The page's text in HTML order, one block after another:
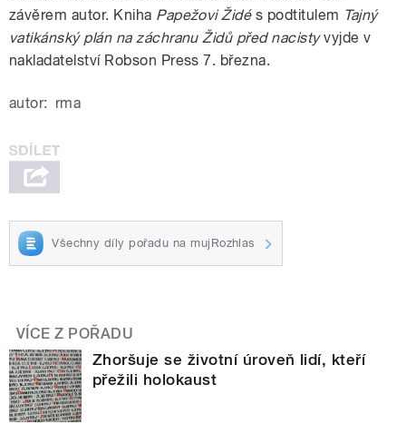
závěrem autor. Kniha Papežovi Židés podtitulem Tajný
vatikánský plán na záchranu Židů před nacistyvyjde v
nakladatelství Robson Press 7. března.
autor: rma
Všechny díly pořadu na mujRozhlas
VÍCE Z POŘADU
Zhoršuje se životní úroveň lidí, kteří
přežili holokaust